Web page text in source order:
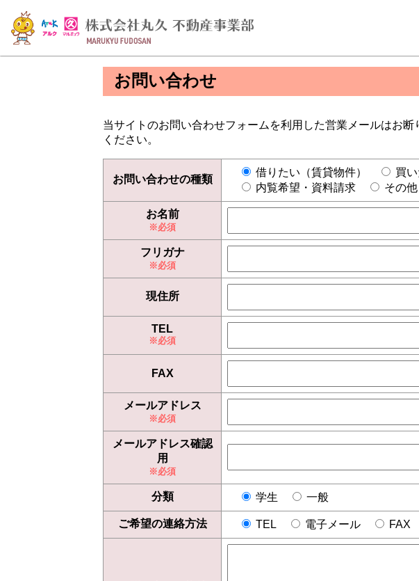
お問い合わせ
当サイトのお問い合わせフォームを利用した営業メールはお
ください。
お問い合わせの種類
借りたい（賃貸物件） 買
内覧希望・資料請求
その他
お名前
フリガナ
現住所
TEL
FAX
メールアドレス
メールアドレス確認
用
分類 学生 一般
ご希望の連絡方法 TEL 電子メール FAX